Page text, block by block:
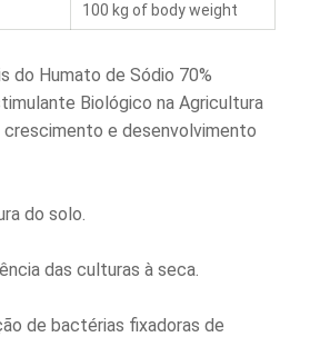
100 kg of body weight
do Humato de Sódio 70%
Biológico na Agricultura
e desenvolvimento
do solo.
das culturas à seca.
de bactérias fixadoras de